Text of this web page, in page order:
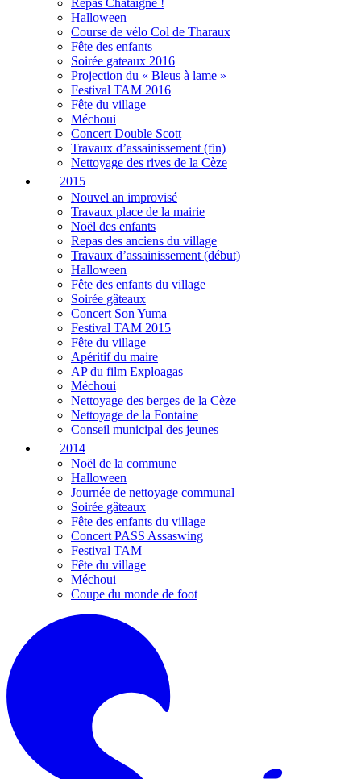
Repas Chataigne !
Halloween
Course de vélo Col de Tharaux
Fête des enfants
Soirée gateaux 2016
Projection du « Bleus à lame »
Festival TAM 2016
Fête du village
Méchoui
Concert Double Scott
Travaux d’assainissement (fin)
Nettoyage des rives de la Cèze
2015
Nouvel an improvisé
Travaux place de la mairie
Noël des enfants
Repas des anciens du village
Travaux d’assainissement (début)
Halloween
Fête des enfants du village
Soirée gâteaux
Concert Son Yuma
Festival TAM 2015
Fête du village
Apéritif du maire
AP du film Exploagas
Méchoui
Nettoyage des berges de la Cèze
Nettoyage de la Fontaine
Conseil municipal des jeunes
2014
Noël de la commune
Halloween
Journée de nettoyage communal
Soirée gâteaux
Fête des enfants du village
Concert PASS Assaswing
Festival TAM
Fête du village
Méchoui
Coupe du monde de foot